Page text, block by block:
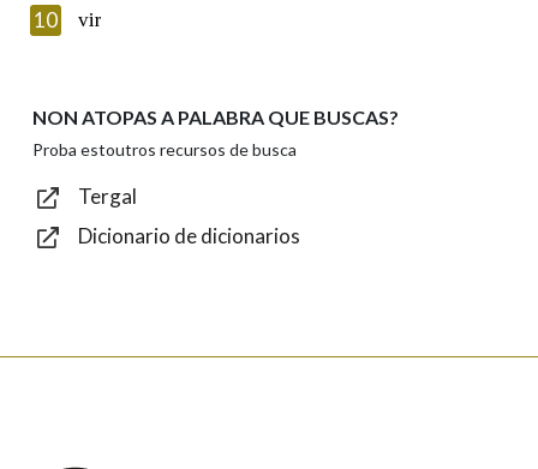
Introduce o código que aparece na imaxe:
Texto de verificación
10 vir
NON ATOPAS A PALABRA QUE BUSCAS?
Proba estoutros recursos de busca
Tergal
Dicionario de dicionarios